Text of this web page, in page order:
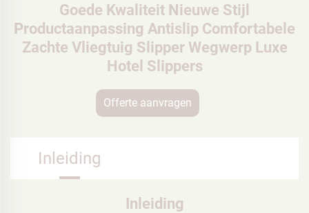
Goede Kwaliteit Nieuwe Stijl
Productaanpassing Antislip Comfortabele
Zachte Vliegtuig Slipper Wegwerp Luxe
Hotel Slippers
Offerte aanvragen
Inleiding
Inleiding